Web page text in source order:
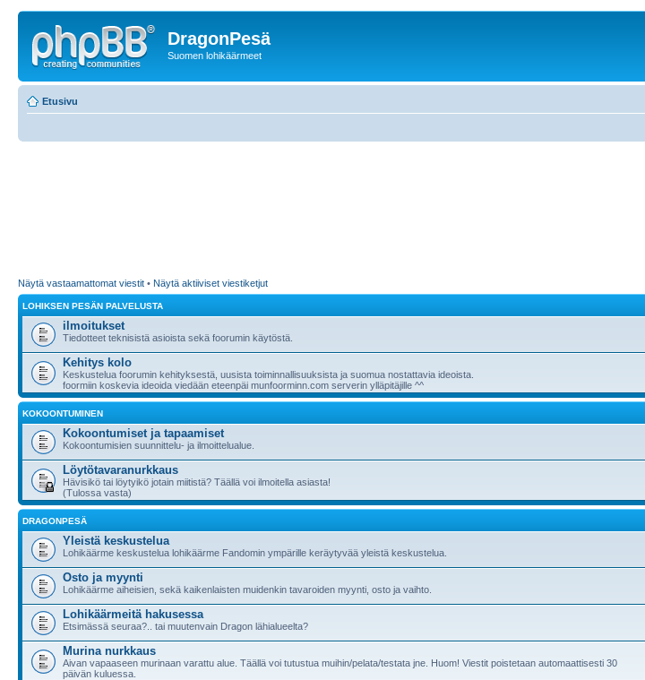
DragonPesä
Suomen lohikäärmeet
Etusivu
Näytä vastaamattomat viestit • Näytä aktiiviset viestiketjut
LOHIKSEN PESÄN PALVELUSTA
ilmoitukset
Tiedotteet teknisistä asioista sekä foorumin käytöstä.
Kehitys kolo
Keskustelua foorumin kehityksestä, uusista toiminnallisuuksista ja suomua nostattavia ideoista.
foormiin koskevia ideoida viedään eteenpäi munfoorminn.com serverin ylläpitäjille ^^
KOKOONTUMINEN
Kokoontumiset ja tapaamiset
Kokoontumisien suunnittelu- ja ilmoittelualue.
Löytötavaranurkkaus
Hävisikö tai löytyikö jotain miitistä? Täällä voi ilmoitella asiasta!
(Tulossa vasta)
DRAGONPESÄ
Yleistä keskustelua
Lohikäärme keskustelua lohikäärme Fandomin ympärille keräytyvää yleistä keskustelua.
Osto ja myynti
Lohikäärme aiheisien, sekä kaikenlaisten muidenkin tavaroiden myynti, osto ja vaihto.
Lohikäärmeitä hakusessa
Etsimässä seuraa?.. tai muutenvain Dragon lähialueelta?
Murina nurkkaus
Aivan vapaaseen murinaan varattu alue. Täällä voi tutustua muihin/pelata/testata jne. Huom! Viestit poistetaan automaattisesti 30
päivän kuluessa.